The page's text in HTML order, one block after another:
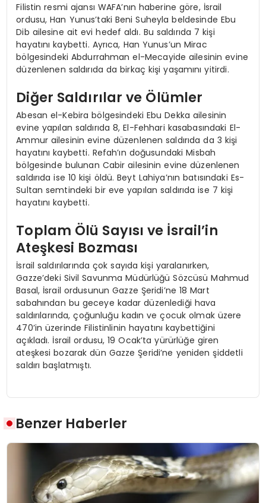
Filistin resmi ajansı WAFA’nın haberine göre, İsrail
ordusu, Han Yunus’taki Beni Suheyla beldesinde Ebu
Dib ailesine ait evi hedef aldı. Bu saldırıda 7 kişi
hayatını kaybetti. Ayrıca, Han Yunus’un Mirac
bölgesindeki Abdurrahman el-Mecayide ailesinin evine
düzenlenen saldırıda da birkaç kişi yaşamını yitirdi.
Diğer Saldırılar ve Ölümler
Abesan el-Kebira bölgesindeki Ebu Dekka ailesinin
evine yapılan saldırıda 8, El-Fehhari kasabasındaki El-
Ammur ailesinin evine düzenlenen saldırıda da 3 kişi
hayatını kaybetti. Refah’ın doğusundaki Misbah
bölgesinde bulunan Cabir ailesinin evine düzenlenen
saldırıda ise 10 kişi öldü. Beyt Lahiya’nın batısındaki Es-
Sultan semtindeki bir eve yapılan saldırıda ise 7 kişi
hayatını kaybetti.
Toplam Ölü Sayısı ve İsrail’in
Ateşkesi Bozması
İsrail saldırılarında çok sayıda kişi yaralanırken,
Gazze’deki Sivil Savunma Müdürlüğü Sözcüsü Mahmud
Basal, İsrail ordusunun Gazze Şeridi’ne 18 Mart
sabahından bu geceye kadar düzenlediği hava
saldırılarında, çoğunluğu kadın ve çocuk olmak üzere
470’in üzerinde Filistinlinin hayatını kaybettiğini
açıkladı. İsrail ordusu, 19 Ocak’ta yürürlüğe giren
ateşkesi bozarak dün Gazze Şeridi’ne yeniden şiddetli
saldırı başlatmıştı.
Benzer Haberler